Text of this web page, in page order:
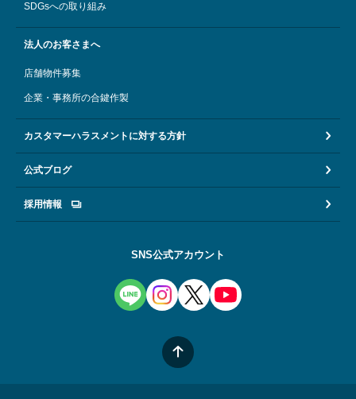
SDGsへの取り組み
法人のお客さまへ
店舗物件募集
企業・事務所の合鍵作製
カスタマーハラスメントに対する方針
公式ブログ
採用情報
SNS公式アカウント